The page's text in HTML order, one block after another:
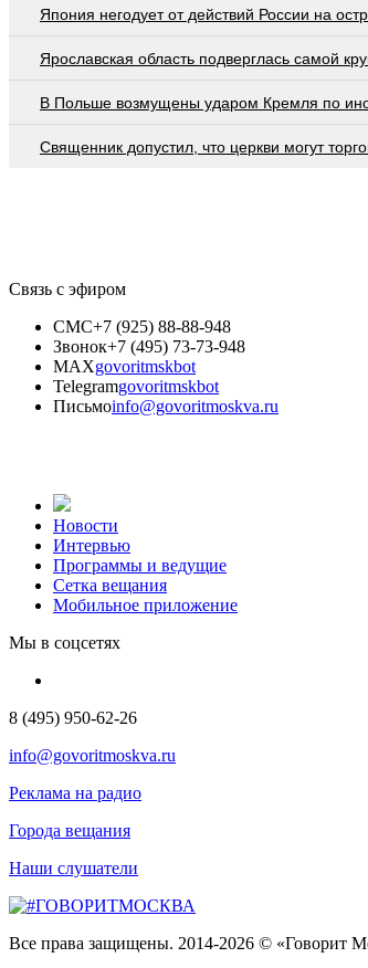
Япония негодует от действий России на
Ярославская область подверглась самой
В Польше возмущены ударом Кремля по
Священник допустил, что церкви могут
Связь с эфиром
СМС+7 (925) 88-88-948
Звонок+7 (495) 73-73-948
MAXgovoritmskbot
Telegramgovoritmskbot
Письмоinfo@govoritmoskva.ru
Новости
Интервью
Программы и ведущие
Сетка вещания
Мобильное приложение
Мы в соцсетях
8 (495) 950-62-26
info@govoritmoskva.ru
Реклама на радио
Города вещания
Наши слушатели
Все права защищены. 2014-2026 © «Говорит